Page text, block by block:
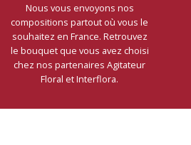
Nous vous envoyons nos
compositions partout où vous le
souhaitez en France. Retrouvez
le bouquet que vous avez choisi
chez nos partenaires Agitateur
Floral et Interflora.